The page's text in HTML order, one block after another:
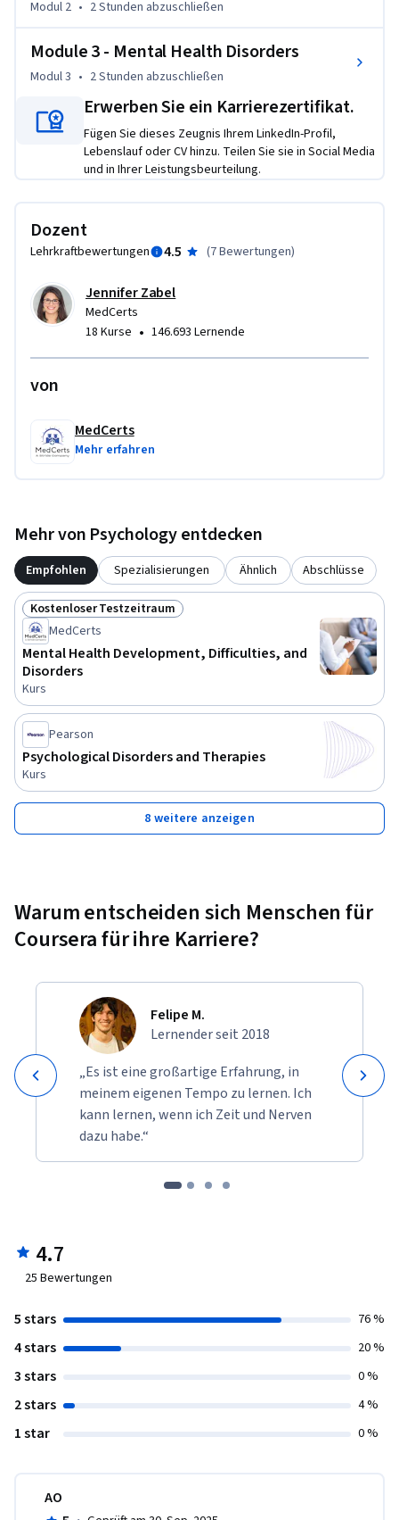
students learn mental health disorders and the ability to
and behavioral issues.
Combined, these lessons will provide students with a
thorough understanding of the mental health industry, its
practices and theories, and diagnoses and disorders.
Modul 2 • 2 Stunden abzuschließen
Module 3 - Mental Health Disorders
Modul 3 • 2 Stunden abzuschließen
Erwerben Sie ein Karrierezertifikat.
Fügen Sie dieses Zeugnis Ihrem LinkedIn-Profil,
Lebenslauf oder CV hinzu. Teilen Sie sie in Social Media
und in Ihrer Leistungsbeurteilung.
Dozent
Lehrkraftbewertungen 4.5 (7 Bewertungen)
Jennifer Zabel
MedCerts
18 Kurse • 146.693 Lernende
von
MedCerts
Mehr erfahren
Mehr von Psychology entdecken
Empfohlen Spezialisierungen Ähnlich Abschlüsse
Status: Kostenloser Testzeitraum
Kostenloser Testzeitraum
MedCerts
Mental Health Development, Difficulties, and
Disorders
Kurs
Pearson
Psychological Disorders and Therapies
Kurs
8 weitere anzeigen
Warum entscheiden sich Menschen für
Coursera für ihre Karriere?
Felipe M.
Lernender seit 2018
„Es ist eine großartige Erfahrung, in
meinem eigenen Tempo zu lernen. Ich
kann lernen, wenn ich Zeit und Nerven
dazu habe.“
4.7
25 Bewertungen
5 stars 76 %
4 stars 20 %
3 stars 0 %
2 stars 4 %
1 star 0 %
AO